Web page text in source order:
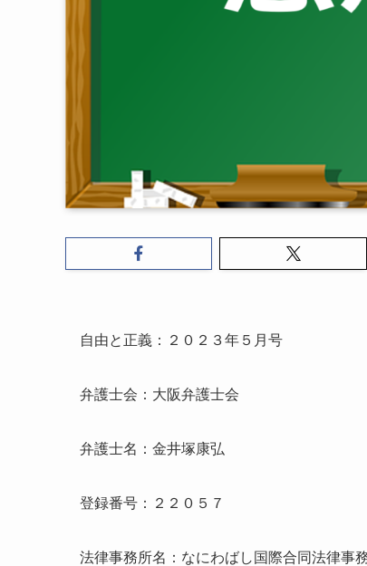
自由と正義：２０２３年５月号
弁護士会：大阪弁護士会
弁護士名：金井塚康弘
登録番号：２２０５７
法律事務所名：なにわばし国際合同法律事